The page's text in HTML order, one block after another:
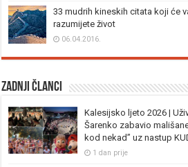
33 mudrih kineskih citata koji će
razumijete život
06.04.2016.
Zadnji članci
Kalesijsko ljeto 2026 |
Šarenko zabavio
kod nekad” uz nastup
1 dan prije